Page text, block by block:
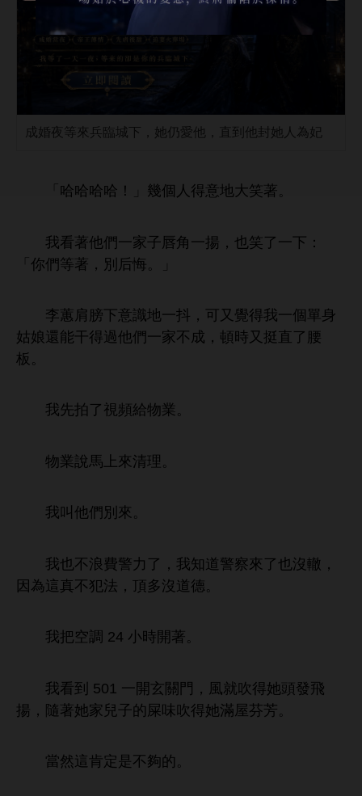
成婚夜等來兵臨城下，她仍愛他，直到他封她人為妃
「哈哈哈哈！」幾個 得 笑著。
著 們 子唇角 揚，也笑
：
們等著，別后悔。」
李蕙肩膀 識 抖， 又 得
個單
姑娘還能干得過
們 成，頓 又挺直
腰
板。
先拍 頻 物業。
物業 馬 清理。
叫 們別 。
也 浪費警力 ， 警察
也沒轍，
因為
真 犯法，頂 沒 德。
把空調 24 著。
到 501 玄 ，
就吹得
揚，隨著
兒子 屎 吹得 滿 芬芳。
當然 肯定 夠 。